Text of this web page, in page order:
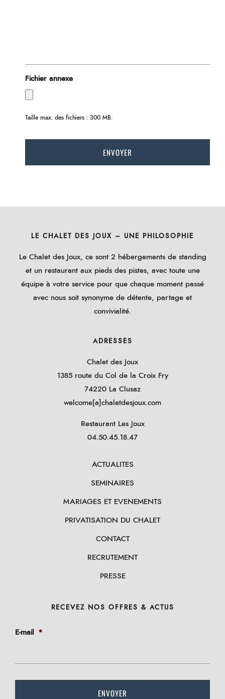
Fichier annexe
Taille max. des fichiers : 300 MB.
LE CHALET DES JOUX – UNE PHILOSOPHIE
Le Chalet des Joux, ce sont 2 hébergements de standing
et un restaurant aux pieds des pistes, avec toute une
équipe à votre service pour que chaque moment passé
avec nous soit synonyme de détente, partage et
convivialité.
ADRESSES
Chalet des Joux
1385 route du Col de la Croix Fry
74220 La Clusaz
welcome[a]chaletdesjoux.com
Restaurant Les Joux
04.50.45.18.47
ACTUALITES
SEMINAIRES
MARIAGES ET EVENEMENTS
PRIVATISATION DU CHALET
CONTACT
RECRUTEMENT
PRESSE
RECEVEZ NOS OFFRES & ACTUS
E-mail *